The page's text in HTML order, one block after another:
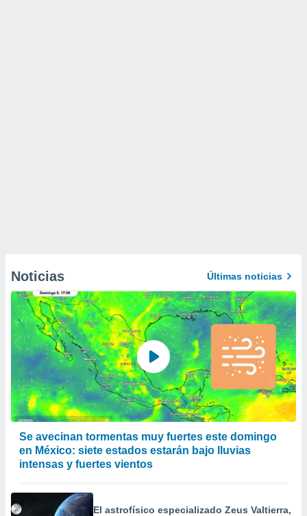
Noticias Últimas noticias
Se avecinan tormentas muy fuertes este domingo
en México: siete estados estarán bajo lluvias
intensas y fuertes vientos
El astrofísico especializado Zeus Valtierra,